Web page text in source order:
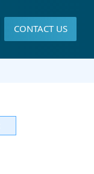
CONTACT US